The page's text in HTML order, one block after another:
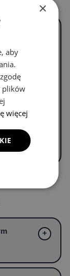
×
aby
plików
więcej